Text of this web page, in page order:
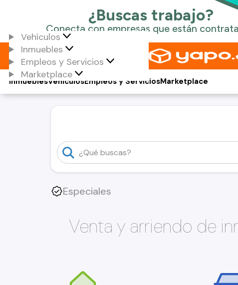
Vehículos
Inmuebles
Empleos y Servicios
Marketplace
Vehículos
Inmuebles Empleos y ServiciosMarketplace
Especiales
Venta y arriendo de